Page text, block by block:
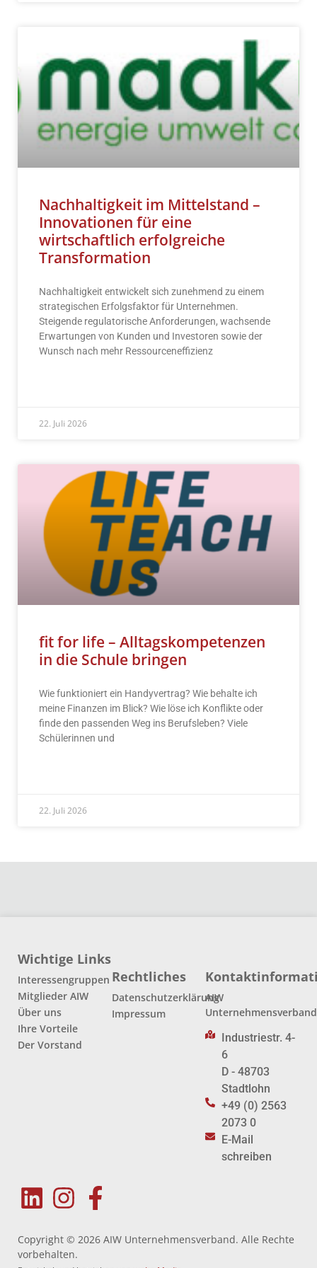
Nachhaltigkeit im Mittelstand –
Innovationen für eine
wirtschaftlich erfolgreiche
Transformation
Nachhaltigkeit entwickelt sich zunehmend zu einem
strategischen Erfolgsfaktor für Unternehmen.
Steigende regulatorische Anforderungen, wachsende
Erwartungen von Kunden und Investoren sowie der
Wunsch nach mehr Ressourceneffizienz
22. Juli 2026
fit for life – Alltagskompetenzen
in die Schule bringen
Wie funktioniert ein Handyvertrag? Wie behalte ich
meine Finanzen im Blick? Wie löse ich Konflikte oder
finde den passenden Weg ins Berufsleben? Viele
Schülerinnen und
22. Juli 2026
Wichtige Links
Interessengruppen
Mitglieder AIW
Über uns
Ihre Vorteile
Der Vorstand
Rechtliches
Datenschutzerklärung
Impressum
AIW
Unternehmensverband
Industriestr. 4-
6
D - 48703
Stadtlohn
+49 (0) 2563
2073 0
E-Mail
schreiben
Copyright © 2026 AIW Unternehmensverband. Alle Rechte
vorbehalten.